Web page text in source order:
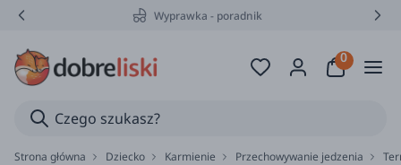
Wyprawka - poradnik
Strona główna Dziecko Karmienie Przechowywanie jedzenia